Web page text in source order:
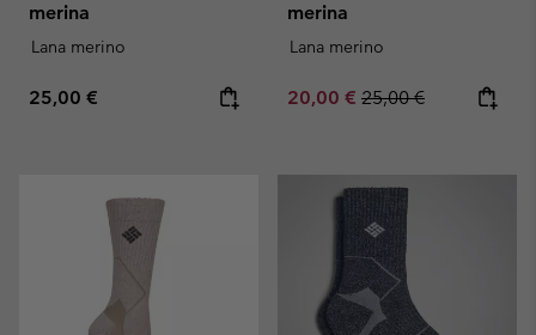
merina
Lana merino
Regular price:
25,00 €
merina
Lana merino
Sale price:
20,00 € Regular price:
25,00 €